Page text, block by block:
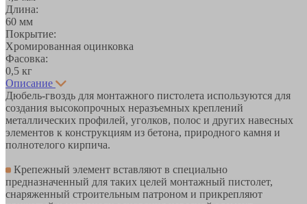
Длина:
60 мм
Покрытие:
Хромированная оцинковка
Фасовка:
0,5 кг
Описание
Дюбель-гвоздь для монтажного пистолета используются для
создания высокопрочных неразъемных креплений
металлических профилей, уголков, полос и других навесных
элементов к конструкциям из бетона, природного камня и
полнотелого кирпича.
Крепежный элемент вставляют в специально
предназначенный для таких целей монтажный пистолет,
снаряженный строительным патроном и прикрепляют